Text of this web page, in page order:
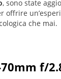
, sono state
offrire
che mai.
f/